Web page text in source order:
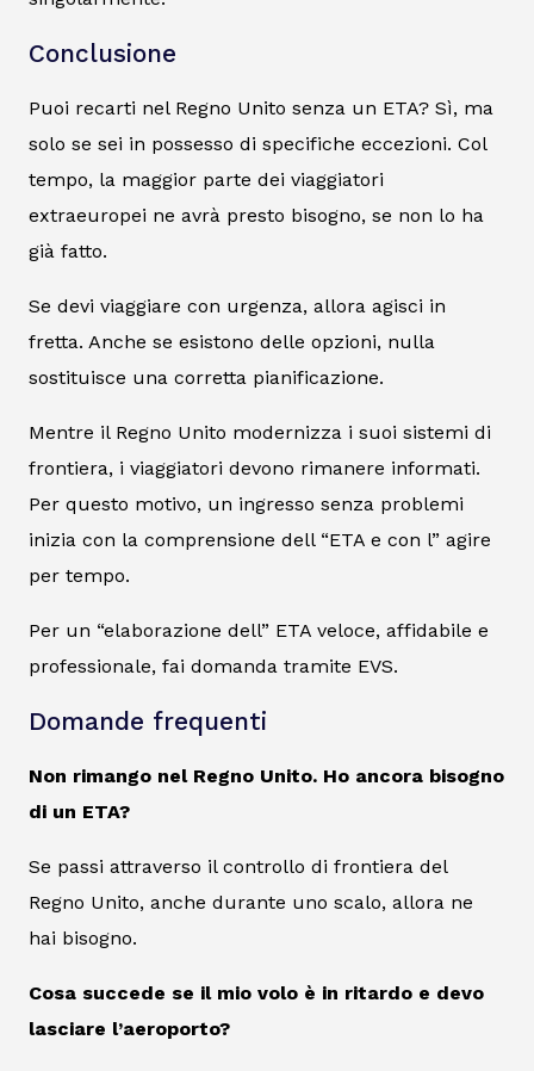
Conclusione
Puoi recarti nel Regno Unito senza un ETA? Sì, ma
solo se sei in possesso di specifiche eccezioni. Col
tempo, la maggior parte dei viaggiatori
extraeuropei ne avrà presto bisogno, se non lo ha
già fatto.
Se devi viaggiare con urgenza, allora agisci in
fretta. Anche se esistono delle opzioni, nulla
sostituisce una corretta pianificazione.
Mentre il Regno Unito modernizza i suoi sistemi di
frontiera, i viaggiatori devono rimanere informati.
Per questo motivo, un ingresso senza problemi
inizia con la comprensione dell “ETA e con l” agire
per tempo.
Per un “elaborazione dell” ETA veloce, affidabile e
professionale, fai domanda tramite EVS.
Domande frequenti
Non rimango nel Regno Unito. Ho ancora bisogno
di un ETA?
Se passi attraverso il controllo di frontiera del
Regno Unito, anche durante uno scalo, allora ne
hai bisogno.
Cosa succede se il mio volo è in ritardo e devo
lasciare l’aeroporto?